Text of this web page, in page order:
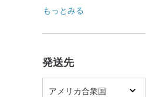
もっとみる
発送先
アメリカ合衆国